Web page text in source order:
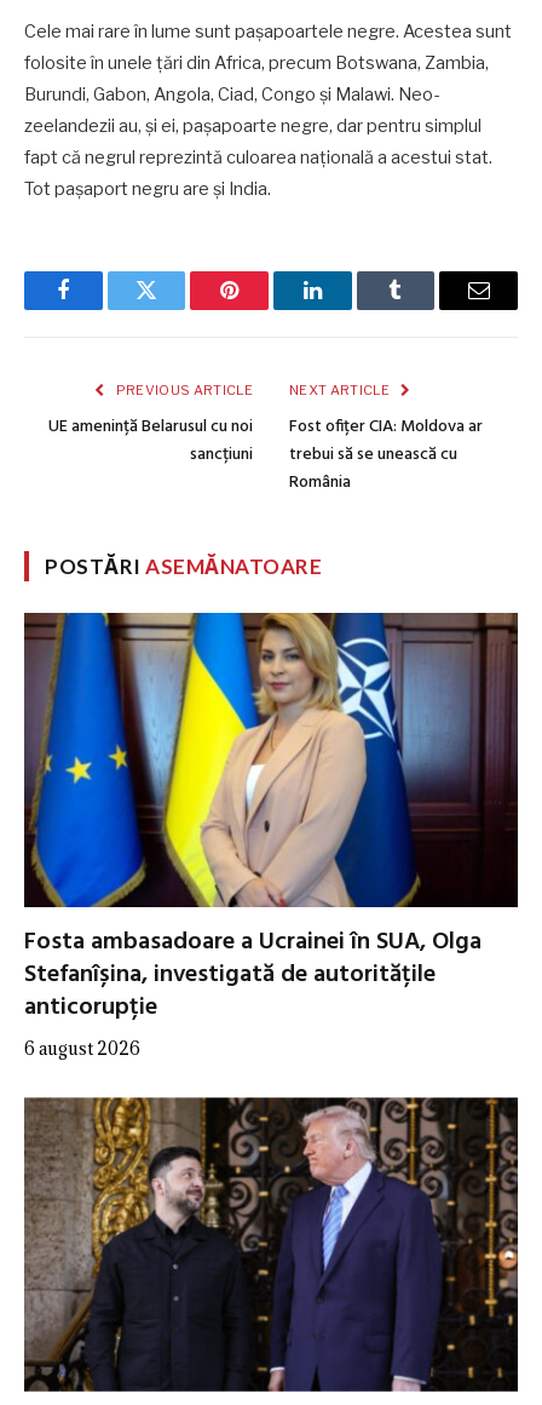
Cele mai rare în lume sunt paşapoartele negre. Acestea sunt
folosite în unele ţări din Africa, precum Botswana, Zambia,
Burundi, Gabon, Angola, Ciad, Congo şi Malawi. Neo-
zeelandezii au, şi ei, paşapoarte negre, dar pentru simplul
fapt că negrul reprezintă culoarea naţională a acestui stat.
Tot paşaport negru are şi India.
FacebookTwitter Pinterest LinkedInTumblr Email
PREVIOUS ARTICLE
UE amenință Belarusul cu noi
sancțiuni
NEXT ARTICLE
Fost ofițer CIA: Moldova ar
trebui să se unească cu
România
POSTĂRIASEMĂNATOARE
Fosta ambasadoare a Ucrainei în SUA, Olga
Stefanîșina, investigată de autoritățile
anticorupție
6 august 2026